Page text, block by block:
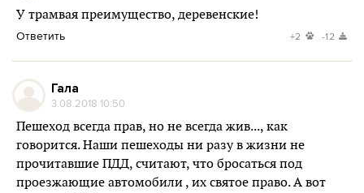
У трамвая преимущество, деревенские!
Ответить +2 -12
Гала
3.08.2018 10:50
Пешеход всегда прав, но не всегда жив..., как
говорится. Наши пешеходы ни разу в жизни не
прочитавшие ПДД, считают, что бросаться под
проезжающие автомобили , их святое право. А вот